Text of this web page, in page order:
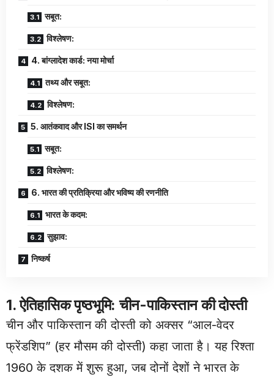
सबूत:
विश्लेषण:
4. बांग्लादेश कार्ड: नया मोर्चा
तथ्य और सबूत:
विश्लेषण:
5. आतंकवाद और ISI का समर्थन
सबूत:
विश्लेषण:
6. भारत की प्रतिक्रिया और भविष्य की रणनीति
भारत के कदम:
सुझाव:
निष्कर्ष
1. ऐतिहासिक पृष्ठभूमि: चीन-पाकिस्तान की दोस्ती
चीन और पाकिस्तान की दोस्ती को अक्सर “आल-वेदर
फ्रेंडशिप” (हर मौसम की दोस्ती) कहा जाता है। यह रिश्ता
1960 के दशक में शुरू हुआ, जब दोनों देशों ने भारत के